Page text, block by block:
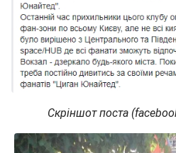
Скріншот поста